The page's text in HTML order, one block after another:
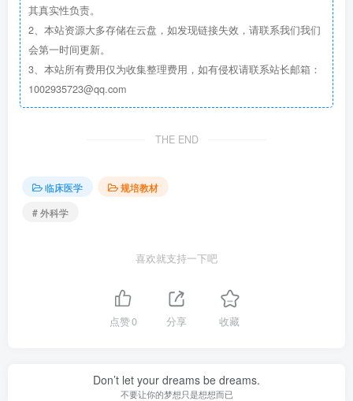
其真实性负责。
2、本站资源大多存储在云盘，如发现链接失效，请联系我们我们
会第一时间更新。
3、本站所有费用仅为收集整理费用，如有侵权请联系站长邮箱：
1002935723@qq.com
THE END
临床医学
规培教材
# 外科学
喜欢就支持一下吧
点赞0 分享 收藏
Don’t let your dreams be dreams.
不要让你的梦想只是想想而已